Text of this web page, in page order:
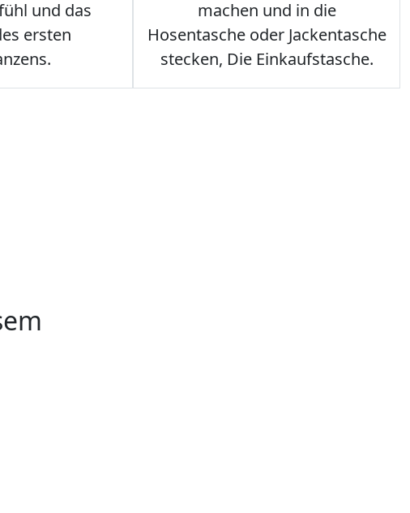
und das
ersten
machen und in die
Hosentasche oder Jackentasche
stecken, Die Einkaufstasche.